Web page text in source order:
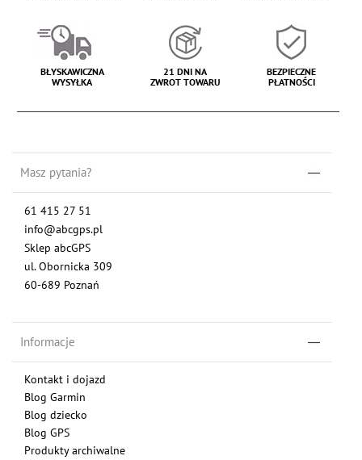
BŁYSKAWICZNA
WYSYŁKA
21 DNI NA
ZWROT TOWARU
BEZPIECZNE
PŁATNOŚCI
Masz pytania?
61 415 27 51
info@abcgps.pl
Sklep abcGPS
ul. Obornicka 309
60-689 Poznań
Informacje
Kontakt i dojazd
Blog Garmin
Blog dziecko
Blog GPS
Produkty archiwalne